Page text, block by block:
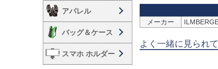
アパレル
バッグ＆ケース
スマホ ホルダー
メーカー
よく一緒に見られ